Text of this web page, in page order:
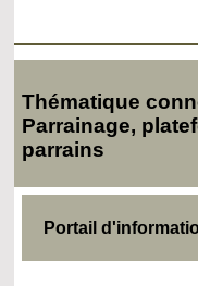
Thématique
Parrainage,
parrains
Portail